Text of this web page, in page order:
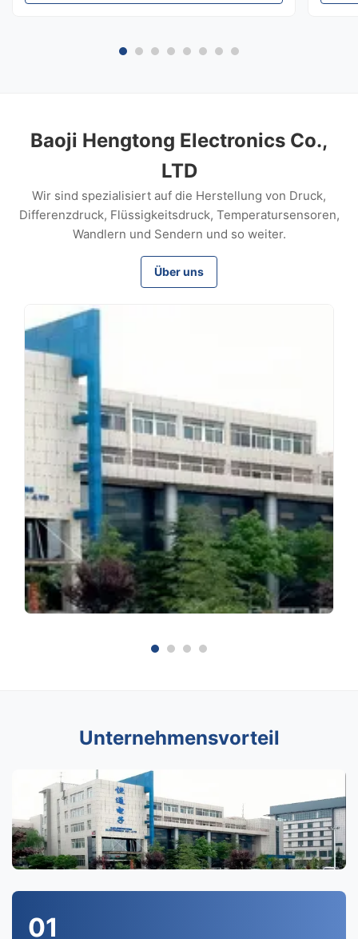
Diffusreflexions-Silizium-Sensor.Das ...
Baoji Hengtong Electronics Co.,
LTD
Wir sind spezialisiert auf die Herstellung von Druck,
Differenzdruck, Flüssigkeitsdruck, Temperatursensoren,
Wandlern und Sendern und so weiter.
Über uns
Unternehmensvorteil
01